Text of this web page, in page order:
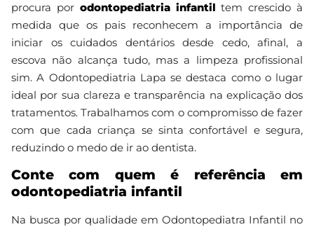
procura por odontopediatria infantil tem crescido à
medida que os pais reconhecem a importância de
iniciar os cuidados dentários desde cedo, afinal, a
escova não alcança tudo, mas a limpeza profissional
sim. A Odontopediatria Lapa se destaca como o lugar
ideal por sua clareza e transparência na explicação dos
tratamentos. Trabalhamos com o compromisso de fazer
com que cada criança se sinta confortável e segura,
reduzindo o medo de ir ao dentista.
Conte com quem é referência em
odontopediatria infantil
Na busca por qualidade em Odontopediatra Infantil no